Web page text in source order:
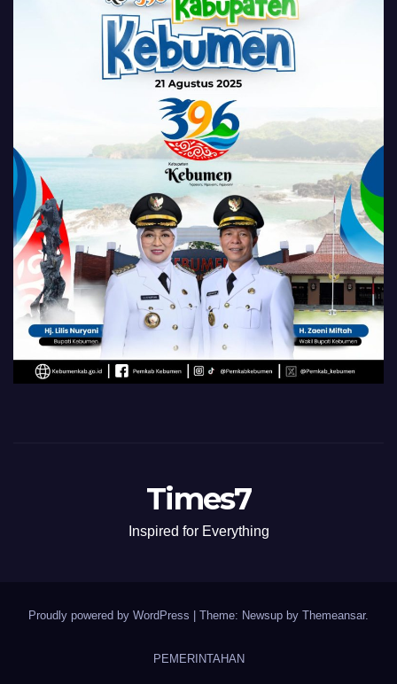
Times7
Inspired for Everything
Proudly powered by WordPress Theme: Newsup by Themeansar.
PEMERINTAHAN